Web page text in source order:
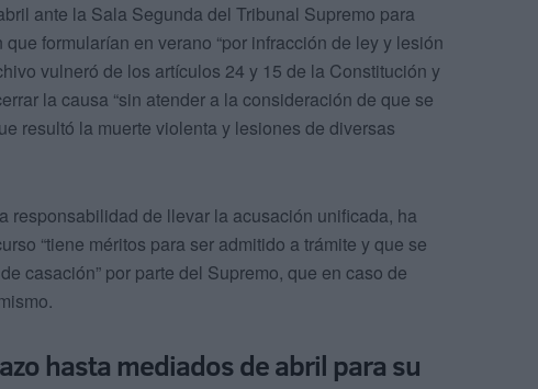
ante la Sala Segunda del Tribunal Supremo para
formularían en verano “por infracción de ley y lesión
vulneró de los artículos 24 y 15 de la Constitución y
la causa “sin atender a la consideración de que se
resultó la muerte violenta y lesiones de diversas
responsabilidad de llevar la acusación unificada, ha
“tiene méritos para ser admitido a trámite y que se
casación” por parte del Supremo, que en caso de
hasta mediados de abril para su